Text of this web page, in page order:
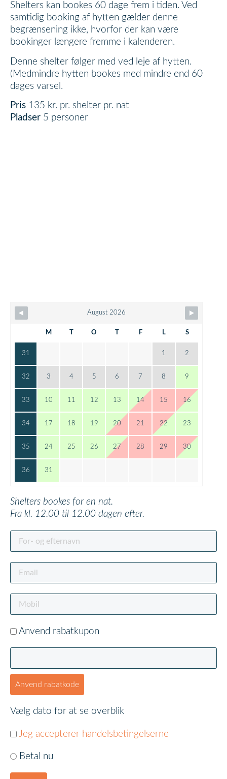
Shelters kan bookes 60 dage frem i tiden. Ved
samtidig booking af hytten gælder denne
begrænsening ikke, hvorfor der kan være
bookinger længere fremme i kalenderen.
Denne shelter følger med ved leje af hytten.
(Medmindre hytten bookes med mindre end 60
dages varsel.
Pris 135 kr. pr. shelter pr. nat
Pladser 5 personer
Skip Booking FormAugust 2026
M T O T F L S
31 1 2
32 3 4 5 6 7 8 9
33 10 11 12 13 14 15 16
34 17 18 19 20 21 22 23
35 24 25 26 27 28 29 30
36 31
Shelters bookes for en nat.
Fra kl. 12.00 til 12.00 dagen efter.
Anvend rabatkupon
Anvend rabatkode
Vælg dato for at se overblik
Jeg accepterer handelsbetingelserne
Betal nu